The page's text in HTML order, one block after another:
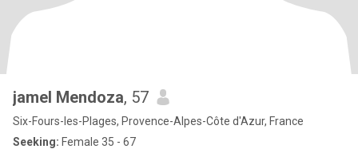
jamel Mendoza, 57
Six-Fours-les-Plages, Provence-Alpes-Côte d'Azur, France
Seeking: Female 35 - 67